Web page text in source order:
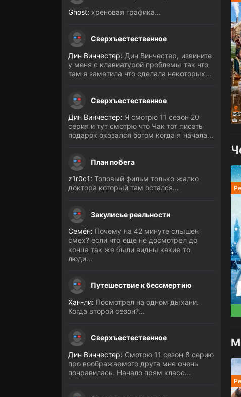
Ghost: хреновая графика...
Сверхъестественное
Дин Винчестер: Дин Винчестер, извините
у меня с клавиатурой проблемы так что
там я заметила что сделала некоторых...
Сверхъестественное
Дин Винчестер: Я смотрю 11 сезон 20
серия и тут смотрю что Чак тот писать
подарок оказался богом когда я начала...
План побега
z1r0c1: Топовый фильм только жалко
доктора который там остался...
Закулисье реальности
Семён: Почему на 42 минуте слышен
смех? если что еще не досмотрел до
конца так же были видны какие то
люди...
Путешествие к бессмертию
Хан-ли: Посмотрел на одном дыхани.
Когда второй сезон?...
Сверхъестественное
Дин Винчестер: Смотрю 11 сезон 8 серию
про воображаемого друга мне очень
понравилась. Начало прям класс...